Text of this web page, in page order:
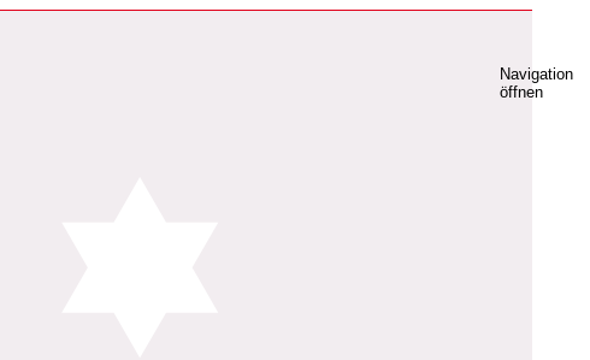
Navigation
öffnen